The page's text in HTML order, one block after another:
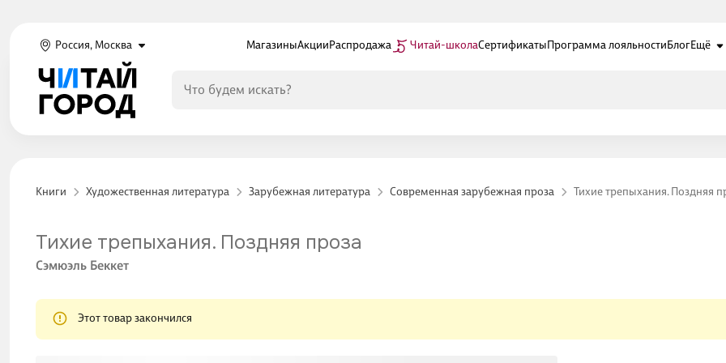
Россия, Москва МагазиныАкцииРаспродажа Читай-школаСертификатыПрограмма лояльностиБлогЕщё
Книги Художественная литература Зарубежная литература Современная зарубежная проза Тихие трепыхания. Поздняя
Тихие трепыхания. Поздняя проза
Сэмюэль Беккет
Этот товар закончился